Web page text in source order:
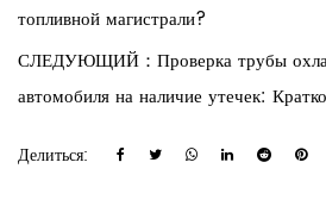
топливной магистрали?
СЛЕДУЮЩИЙ：Проверка трубы
автомобиля на наличие утечек:
Делиться: